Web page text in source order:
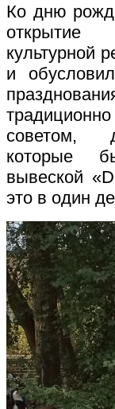
Ко дню
культурной
и
советом,
которые
вывеской
это в один